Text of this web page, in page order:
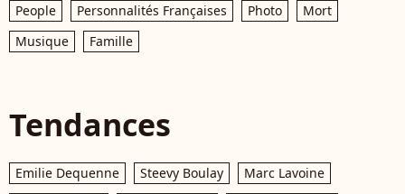
People Personnalités Françaises Photo
Mort
Musique
Famille
Tendances
Emilie Dequenne Steevy Boulay
Marc Lavoine